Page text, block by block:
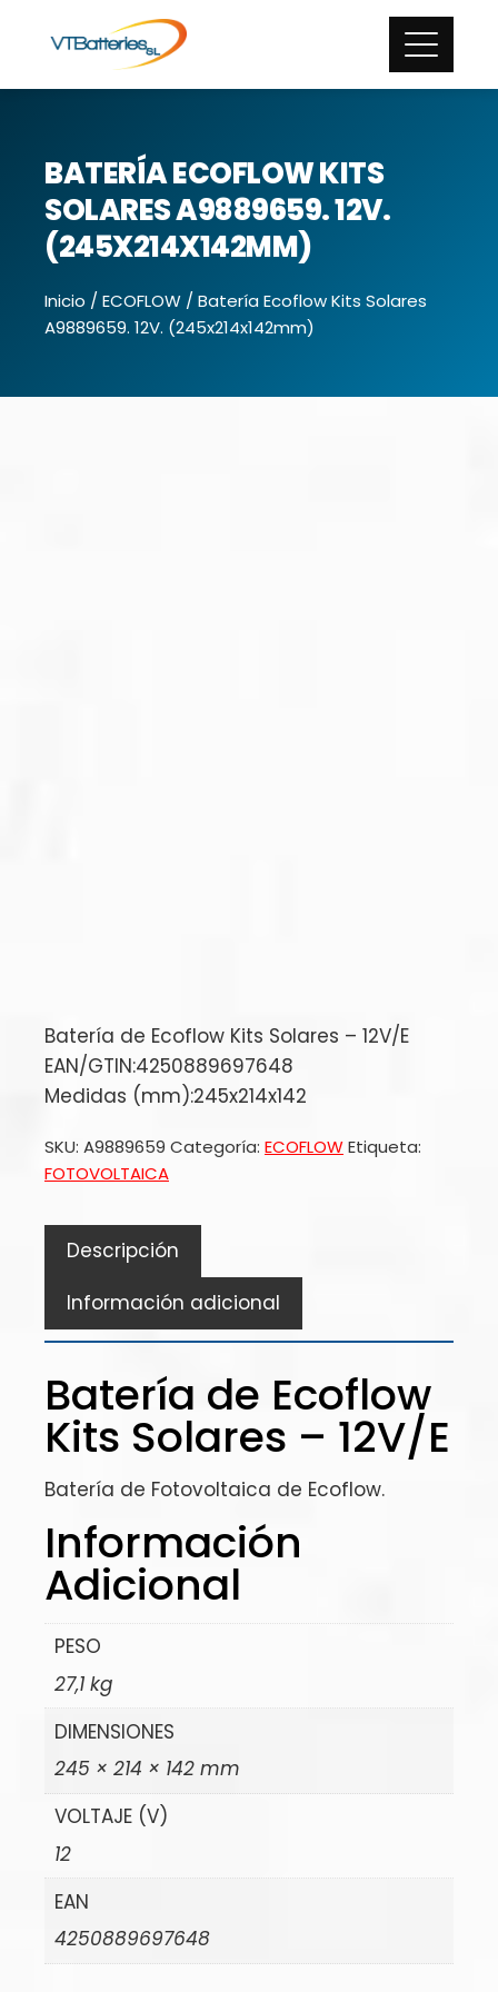
BATERÍA ECOFLOW KITS
SOLARES A9889659. 12V.
(245X214X142MM)
Inicio / ECOFLOW / Batería Ecoflow Kits Solares
A9889659. 12V. (245x214x142mm)
Batería de Ecoflow Kits Solares – 12V/E
EAN/GTIN:4250889697648
Medidas (mm):245x214x142
SKU: A9889659 Categoría: ECOFLOWEtiqueta:
FOTOVOLTAICA
Descripción
Información adicional
Batería de Ecoflow
Kits Solares – 12V/E
Batería de Fotovoltaica de Ecoflow.
Información
Adicional
PESO
27,1 kg
DIMENSIONES
245 × 214 × 142 mm
VOLTAJE (V)
12
EAN
4250889697648